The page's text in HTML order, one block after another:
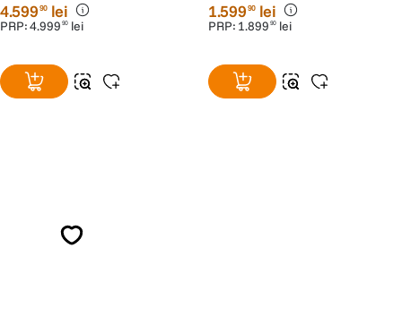
4.59990 lei
PRP:4.999 90 lei
1.59990 lei
PRP: 1.899 90 lei